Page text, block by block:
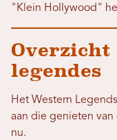
"Klein Hollywood"
Overzicht
legendes
Het Western
aan die genieten
nu.